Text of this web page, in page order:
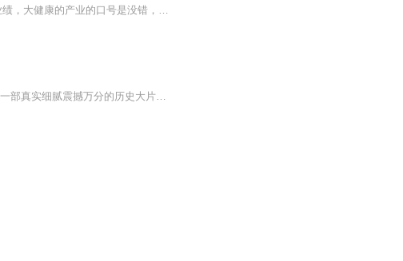
林珊老师徽信：975677818，安利中国自98年后，绝大多数的团队还是做销售拼业绩，大健康的产业的口号是没错，但运作方法都偏离了直销的本质，这个生意的核心是建立稳健的网络管道，而产品在里面流通，产生源源不断的现金流，从而收获财务的自由， 盛和系统2015创立至今，教练团队实力雄厚，是做网络构建的团队，模块化搭建财务管道，运用互联网技术和工具，不用东奔西跑，在家学习开发全国市场，已经帮助100多户伙伴做到海外旅游， 22财年目标新上2户营销总监，10户营销经...
【内容简介】一场中国古代的谍中谍大战！一场明朝末年内部斗争与博弈的重演！一部真实细腻震撼万分的历史大片！一部集谋略、权斗、后宫、谍战、爱情为一体的长篇巨作！【作者简介】王大为，中国作家协会会员、中国电影家协会会员、著名编剧。著有长篇小说...